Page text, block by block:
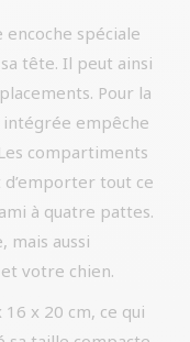
encoche spéciale
tête. Il peut ainsi
Pour la
intégrée empêche
compartiments
tout ce
à quatre pattes.
mais aussi
votre chien.
x 20 cm, ce qui